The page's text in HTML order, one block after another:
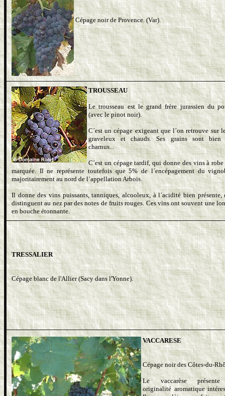
Cépage noir de Provence. (Var).
TROUSSEAU
Le trousseau est le grand frère jurassien du
(avec le pinot noir).
C´est un cépage exigeant que l´on retrouve sur
graveleux et chauds. Ses grains sont bien
charnus...
C´est un cépage tardif, qui donne des vins à
marquée. Il ne représente toutefois que 5% de l´encépagement du
majoritairement au nord de l´appellation Arbois.
Il donne des vins puissants, tanniques, alcooleux, à l´acidité bien présente,
distinguent au nez par des notes de fruits rouges. Ces vins ont souvent une
en bouche étonnante.
TRESSALIER
Cépage blanc de l'Allier (Sacy dans l'Yonne).
VACCARESE
Cépage noir des Côtes-du-
Le vaccarèse
originalité aromatique